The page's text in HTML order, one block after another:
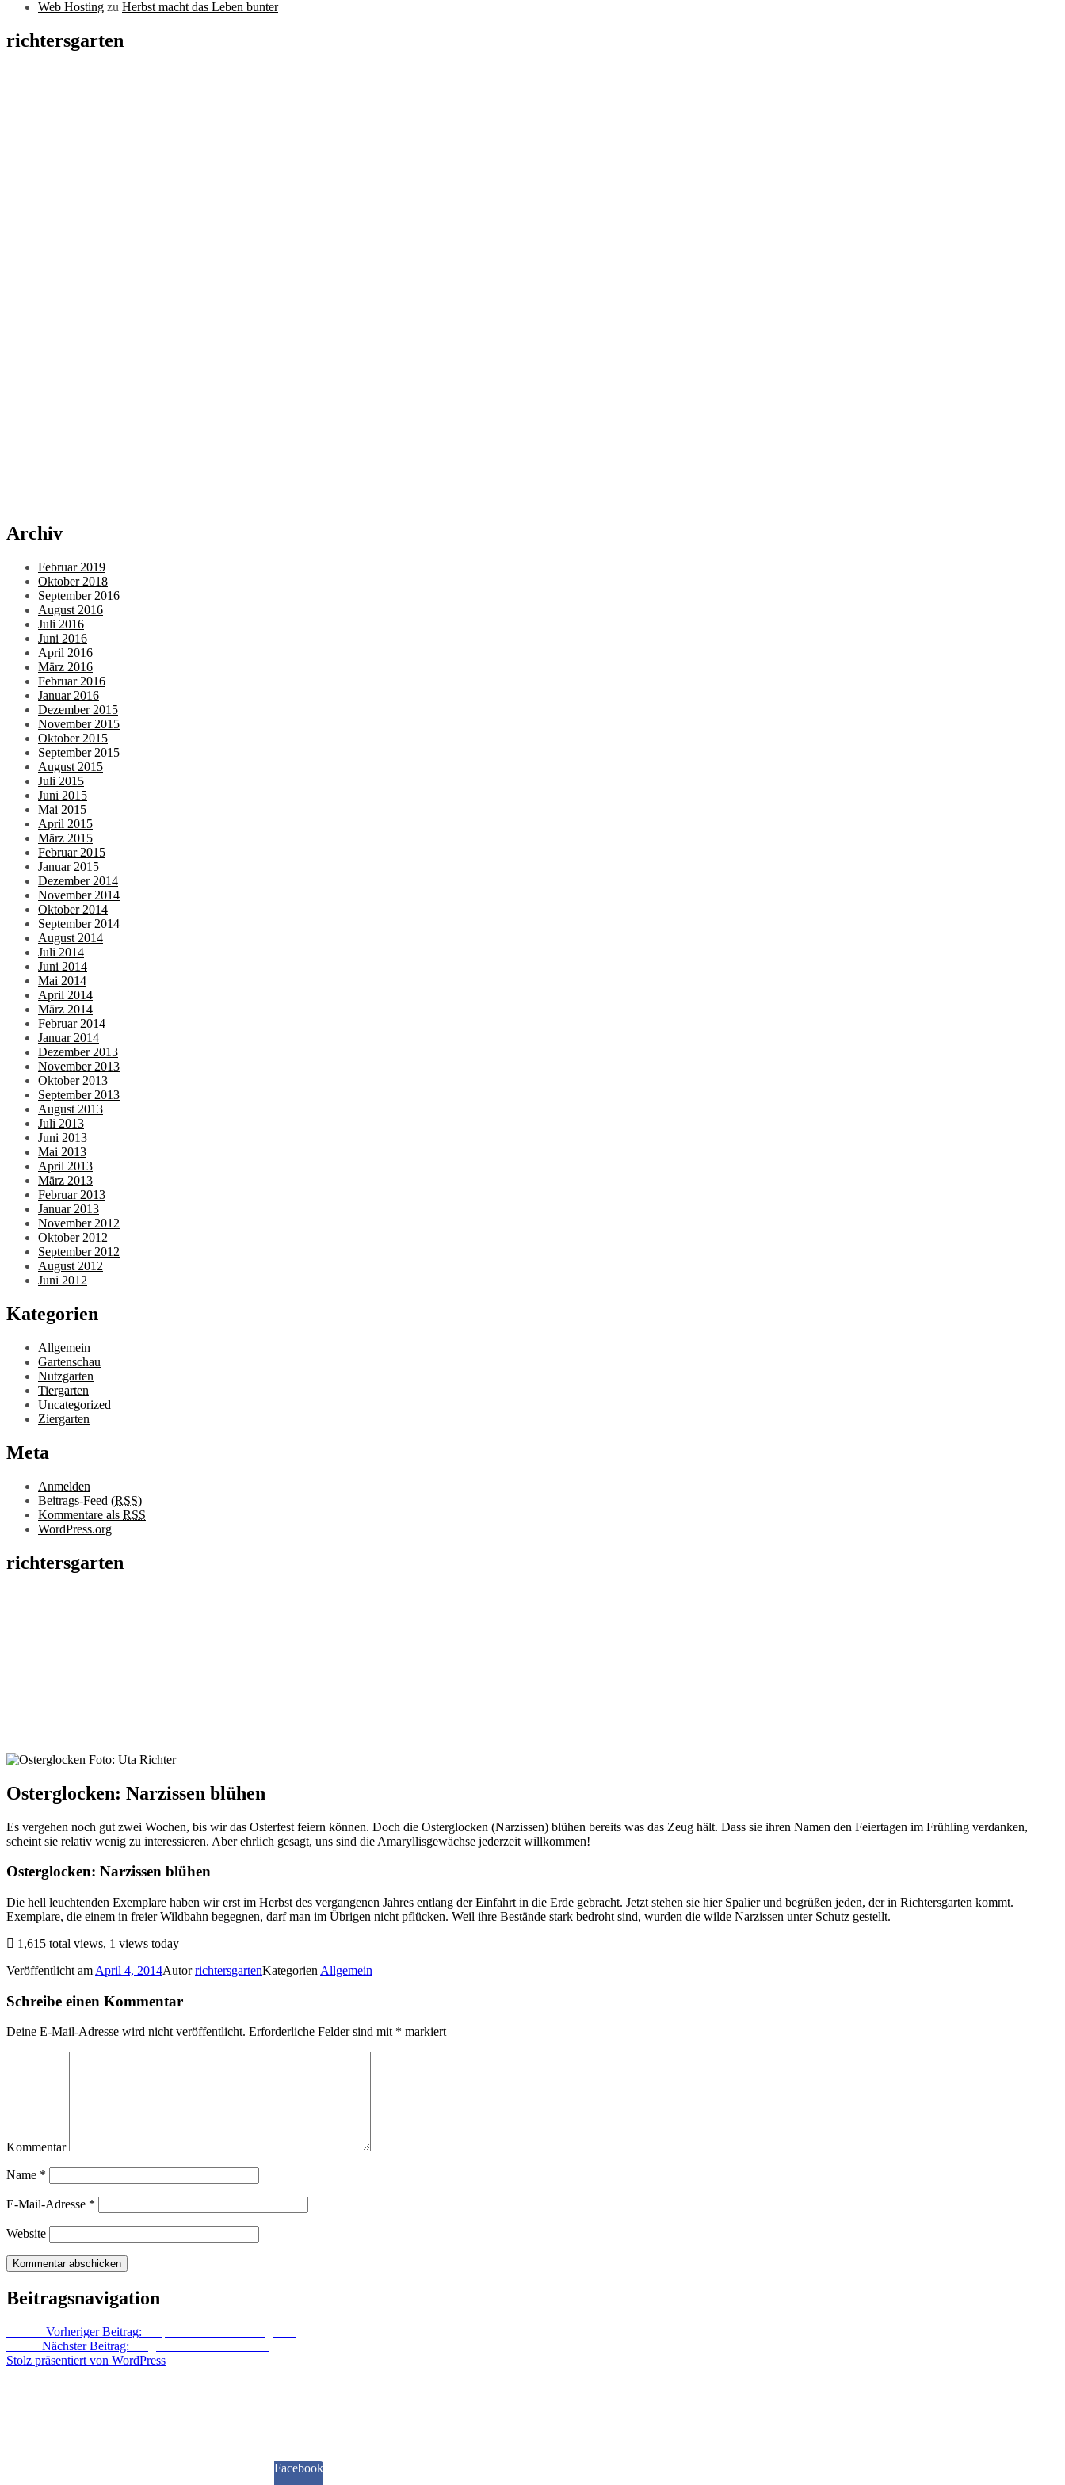
Web Hosting zu Herbst macht das Leben bunter
richtersgarten
Archiv
Februar 2019
Oktober 2018
September 2016
August 2016
Juli 2016
Juni 2016
April 2016
März 2016
Februar 2016
Januar 2016
Dezember 2015
November 2015
Oktober 2015
September 2015
August 2015
Juli 2015
Juni 2015
Mai 2015
April 2015
März 2015
Februar 2015
Januar 2015
Dezember 2014
November 2014
Oktober 2014
September 2014
August 2014
Juli 2014
Juni 2014
Mai 2014
April 2014
März 2014
Februar 2014
Januar 2014
Dezember 2013
November 2013
Oktober 2013
September 2013
August 2013
Juli 2013
Juni 2013
Mai 2013
April 2013
März 2013
Februar 2013
Januar 2013
November 2012
Oktober 2012
September 2012
August 2012
Juni 2012
Kategorien
Allgemein
Gartenschau
Nutzgarten
Tiergarten
Uncategorized
Ziergarten
Meta
Anmelden
Beitrags-Feed (RSS)
Kommentare als RSS
WordPress.org
richtersgarten
Osterglocken: Narzissen blühen
Es vergehen noch gut zwei Wochen, bis wir das Osterfest feiern können. Doch die Osterglocken (Narzissen) blühen bereits was das Zeug hält. Dass sie ihren Namen den Feiertagen im Frühling verdanken,
scheint sie relativ wenig zu interessieren. Aber ehrlich gesagt, uns sind die Amaryllisgewächse jederzeit willkommen!
Osterglocken: Narzissen blühen
Die hell leuchtenden Exemplare haben wir erst im Herbst des vergangenen Jahres entlang der Einfahrt in die Erde gebracht. Jetzt stehen sie hier Spalier und begrüßen jeden, der in Richtersgarten kommt.
Exemplare, die einem in freier Wildbahn begegnen, darf man im Übrigen nicht pflücken. Weil ihre Bestände stark bedroht sind, wurden die wilde Narzissen unter Schutz gestellt.
1,615 total views, 1 views today
Veröffentlicht am April 4, 2014AutorrichtersgartenKategorien Allgemein
Schreibe einen Kommentar
Deine E-Mail-Adresse wird nicht veröffentlicht. Erforderliche Felder sind mit * markiert
Kommentar
Name *
E-Mail-Adresse *
Website
Beitragsnavigation
Vorheriger Beitrag:
Nächster Beitrag:
Stolz präsentiert von WordPress
Facebook